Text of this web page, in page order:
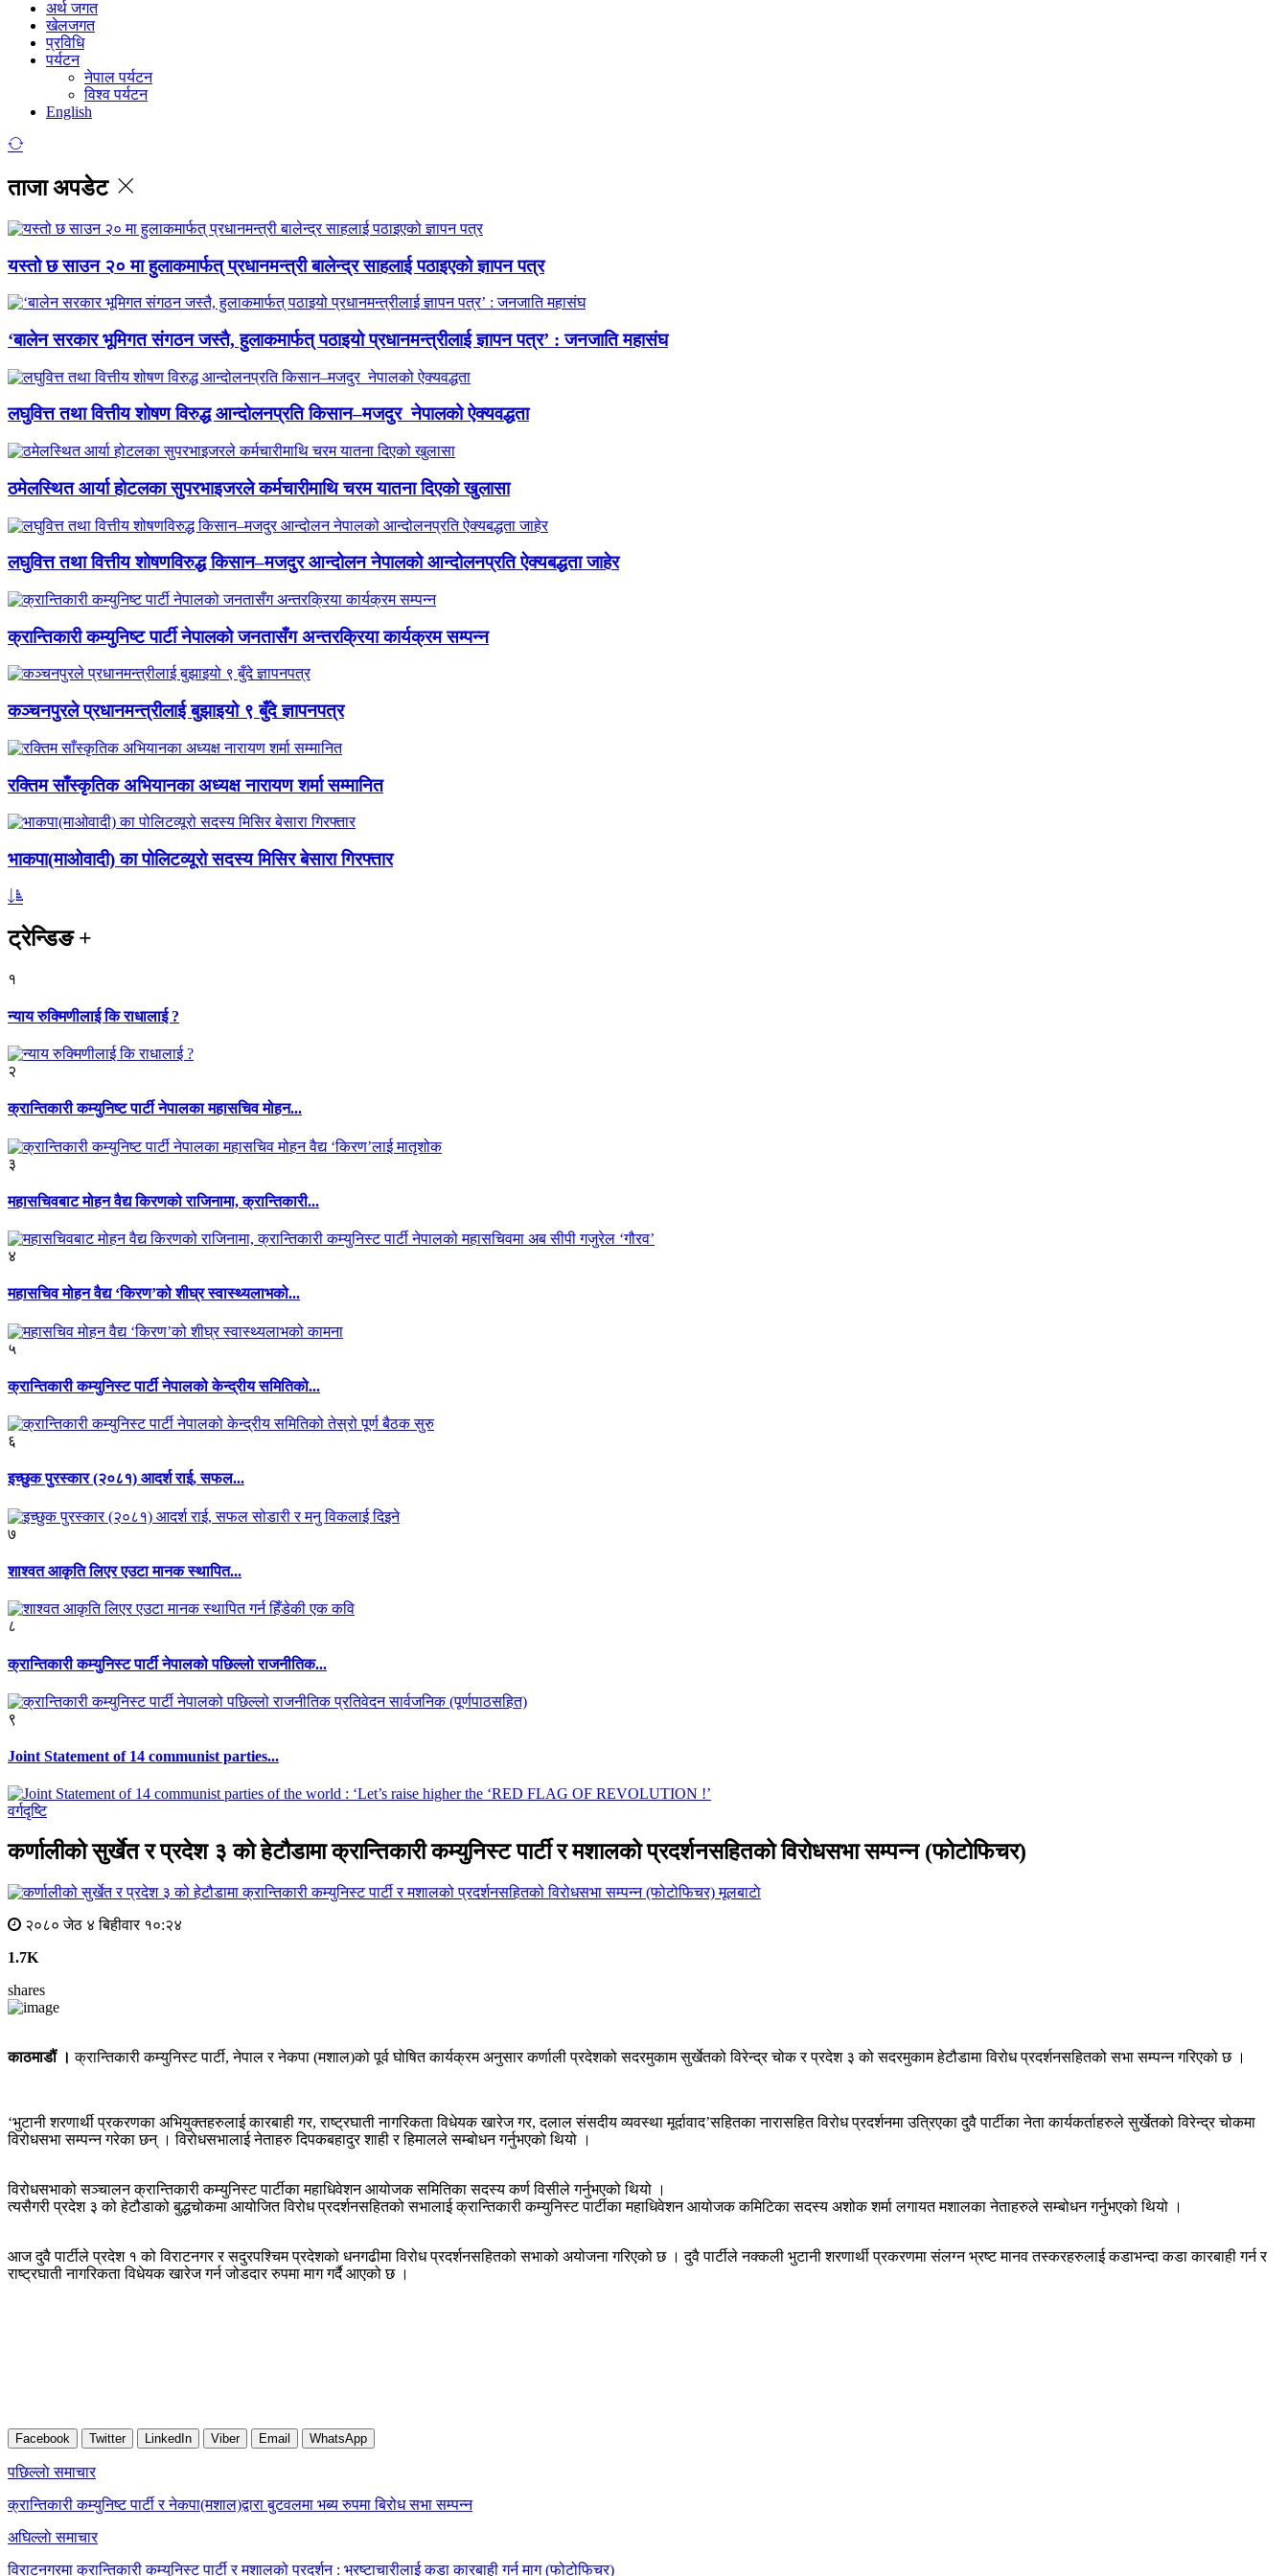
अर्थ जगत
खेलजगत
प्रविधि
पर्यटन
नेपाल पर्यटन
विश्व पर्यटन
English
ताजा अपडेट
यस्तो छ साउन २० मा हुलाकमार्फत् प्रधानमन्त्री बालेन्द्र साहलाई पठाइएको ज्ञापन पत्र
‘बालेन सरकार भूमिगत संगठन जस्तै, हुलाकमार्फत् पठाइयो प्रधानमन्त्रीलाई ज्ञापन पत्र’ : जनजाति महासंघ
लघुवित्त तथा वित्तीय शोषण विरुद्ध आन्दोलनप्रति किसान–मजदुर नेपालको ऐक्यवद्धता
ठमेलस्थित आर्या होटलका सुपरभाइजरले कर्मचारीमाथि चरम यातना दिएको खुलासा
लघुवित्त तथा वित्तीय शोषणविरुद्ध किसान–मजदुर आन्दोलन नेपालको आन्दोलनप्रति ऐक्यबद्धता जाहेर
क्रान्तिकारी कम्युनिष्ट पार्टी नेपालको जनतासँग अन्तरक्रिया कार्यक्रम सम्पन्न
कञ्चनपुरले प्रधानमन्त्रीलाई बुझाइयो ९ बुँदे ज्ञापनपत्र
रक्तिम साँस्कृतिक अभियानका अध्यक्ष नारायण शर्मा सम्मानित
भाकपा(माओवादी) का पोलिटव्यूरो सदस्य मिसिर बेसारा गिरफ्तार
ट्रेन्डिङ+
१
न्याय रुक्मिणीलाई कि राधालाई ?
२
क्रान्तिकारी कम्युनिष्ट पार्टी नेपालका महासचिव मोहन...
३
महासचिवबाट मोहन वैद्य किरणको राजिनामा, क्रान्तिकारी...
४
महासचिव मोहन वैद्य ‘किरण’को शीघ्र स्वास्थ्यलाभको...
५
क्रान्तिकारी कम्युनिस्ट पार्टी नेपालको केन्द्रीय समितिको...
६
इच्छुक पुरस्कार (२०८१) आदर्श राई, सफल...
७
शाश्वत आकृति लिएर एउटा मानक स्थापित...
८
क्रान्तिकारी कम्युनिस्ट पार्टी नेपालको पछिल्लो राजनीतिक...
९
Joint Statement of 14 communist parties...
वर्गदृष्टि
कर्णालीको सुर्खेत र प्रदेश ३ को हेटौडामा क्रान्तिकारी कम्युनिस्ट पार्टी र मशालको प्रदर्शनसहितको विरोधसभा सम्पन्न (फोटोफिचर)
मूलबाटाे
२०८० जेठ ४ बिहीवार १०:२४
1.7K
shares
काठमाडौं । क्रान्तिकारी कम्युनिस्ट पार्टी, नेपाल र नेकपा (मशाल)को पूर्व घोषित कार्यक्रम अनुसार कर्णाली प्रदेशको सदरमुकाम सुर्खेतको विरेन्द्र चोक र प्रदेश ३ को सदरमुकाम हेटौडामा विरोध प्रदर्शनसहितको सभा सम्पन्न गरिएको छ ।
‘भुटानी शरणार्थी प्रकरणका अभियुक्तहरुलाई कारबाही गर, राष्ट्रघाती नागरिकता विधेयक खारेज गर, दलाल संसदीय व्यवस्था मूर्दावाद’सहितका नारासहित विरोध प्रदर्शनमा उत्रिएका दुवै पार्टीका नेता कार्यकर्ताहरुले सुर्खेतको विरेन्द्र चोकमा
विरोधसभा सम्पन्न गरेका छन् । विरोधसभालाई नेताहरु दिपकबहादुर शाही र हिमालले सम्बोधन गर्नुभएको थियो ।
विरोधसभाको सञ्चालन क्रान्तिकारी कम्युनिस्ट पार्टीका महाधिवेशन आयोजक समितिका सदस्य कर्ण विसीले गर्नुभएको थियो ।
त्यसैगरी प्रदेश ३ को हेटौडाको बुद्धचोकमा आयोजित विरोध प्रदर्शनसहितको सभालाई क्रान्तिकारी कम्युनिस्ट पार्टीका महाधिवेशन आयोजक कमिटिका सदस्य अशोक शर्मा लगायत मशालका नेताहरुले सम्बोधन गर्नुभएको थियो ।
आज दुवै पार्टीले प्रदेश १ को विराटनगर र सदुरपश्चिम प्रदेशको धनगढीमा विरोध प्रदर्शनसहितको सभाको अयोजना गरिएको छ । दुवै पार्टीले नक्कली भुटानी शरणार्थी प्रकरणमा संलग्न भ्रष्ट मानव तस्करहरुलाई कडाभन्दा कडा कारबाही गर्न र
राष्ट्रघाती नागरिकता विधेयक खारेज गर्न जोडदार रुपमा माग गर्दै आएको छ ।
Facebook Twitter LinkedIn Viber Email WhatsApp
Post
navigation
पछिल्लाे समाचार
क्रान्तिकारी कम्युनिष्ट पार्टी र नेकपा(मशाल)द्वारा बुटवलमा भब्य रुपमा बिरोध सभा सम्पन्न
अघिल्लाे समाचार
विराटनगरमा क्रान्तिकारी कम्युनिस्ट पार्टी र मशालको प्रदर्शन : भ्रष्टाचारीलाई कडा कारबाही गर्न माग (फोटोफिचर)